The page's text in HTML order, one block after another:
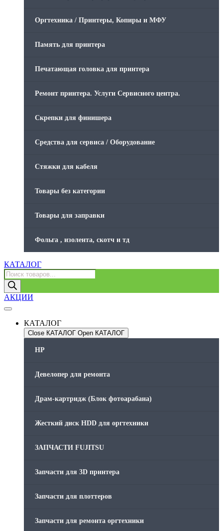
Оргтехника / Принтеры, Копиры и МФУ
Память для принтера
Печатающая головка для принтера
Ремонт принтера. Услуги Сервисного центра.
Скрепки для финишера
Средства для сервиса / Оборудование
Стяжки для кабеля
Товары без категории
Товары для заправки
Фольга , изолента, скотч и тд
КАТАЛОГ
Поиск
товаров
АКЦИИ
КАТАЛОГ
Close КАТАЛОГ Open КАТАЛОГ
HP
Девелопер для ремонта
Драм-картридж (Блок фотоарабана)
Жесткий диск HDD для оргтехники
ЗАПЧАСТИ FUJITSU
Запчасти для 3D принтера
Запчасти для плоттеров
Запчасти для ремонта оргтехники